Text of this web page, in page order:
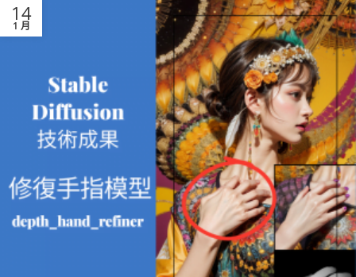
14
1 月